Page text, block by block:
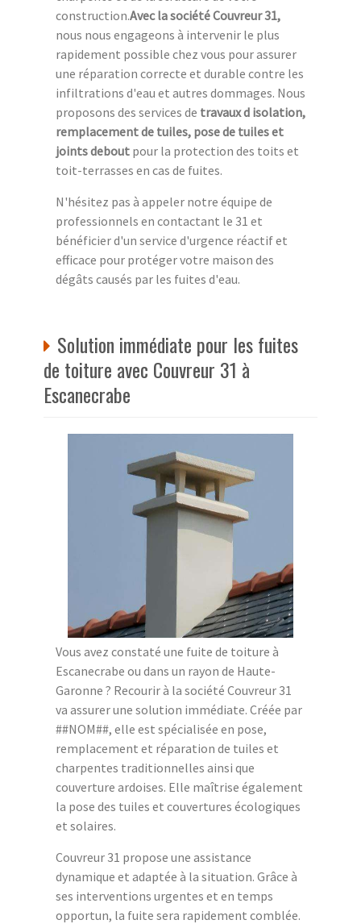
construction.Avec la société Couvreur 31,
nous nous engageons à intervenir le plus
rapidement possible chez vous pour assurer
une réparation correcte et durable contre les
infiltrations d'eau et autres dommages. Nous
proposons des services de travaux d isolation,
remplacement de tuiles, pose de tuiles et
joints debout pour la protection des toits et
toit-terrasses en cas de fuites.
N'hésitez pas à appeler notre équipe de
professionnels en contactant le 31 et
bénéficier d'un service d'urgence réactif et
efficace pour protéger votre maison des
dégâts causés par les fuites d'eau.
Solution immédiate pour les fuites
de toiture avec Couvreur 31 à
Escanecrabe
Vous avez constaté une fuite de toiture à
Escanecrabe ou dans un rayon de Haute-
Garonne ? Recourir à la société Couvreur 31
va assurer une solution immédiate. Créée par
##NOM##, elle est spécialisée en pose,
remplacement et réparation de tuiles et
charpentes traditionnelles ainsi que
couverture ardoises. Elle maîtrise également
la pose des tuiles et couvertures écologiques
et solaires.
Couvreur 31 propose une assistance
dynamique et adaptée à la situation. Grâce à
ses interventions urgentes et en temps
opportun, la fuite sera rapidement comblée.